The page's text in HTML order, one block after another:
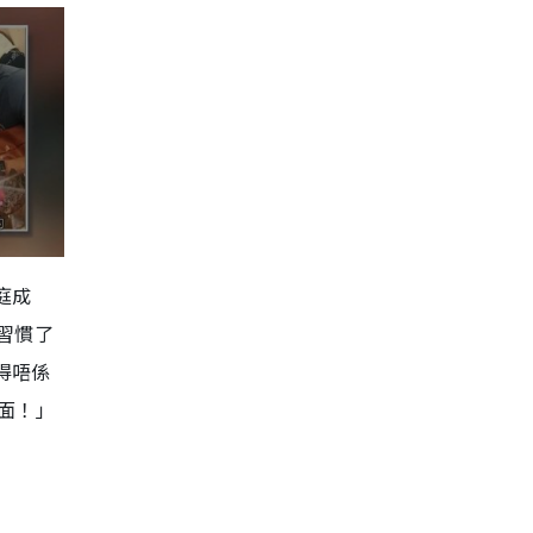
成
慣了
唔係
」